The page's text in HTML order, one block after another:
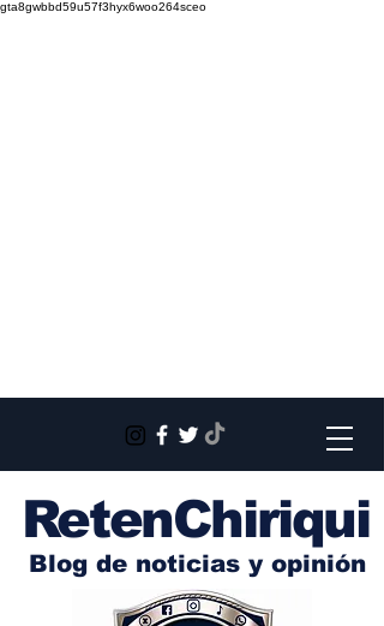
gta8gwbbd59u57f3hyx6woo264sceo
RetenChiriqui
Blog de noticias y opinión